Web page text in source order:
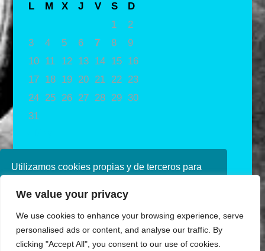
Utilizamos cookies propias y de terceros para
navegando, consideramos que acepta su uso.
política de cookies consulte nuestra
Política de
privacidad
We value your privacy
We use cookies to enhance your browsing experience, serve
personalised ads or content, and analyse our traffic. By
clicking "Accept All", you consent to our use of cookies.
L M X J V S
D
1
2
3
4 5 6 7 8
9
10
11 12 13 14 15
16
17
18 19 20 21 22
23
24
25 26 27 28 29 30
31